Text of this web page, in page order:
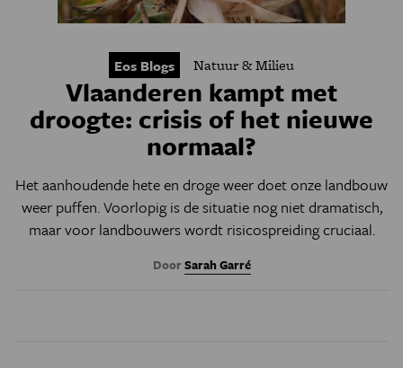
Eos Blogs Natuur & Milieu
Vlaanderen kampt met
droogte: crisis of het nieuwe
normaal?
Het aanhoudende hete en droge weer doet onze landbouw
weer puffen. Voorlopig is de situatie nog niet dramatisch,
maar voor landbouwers wordt risicospreiding cruciaal.
DoorSarah Garré